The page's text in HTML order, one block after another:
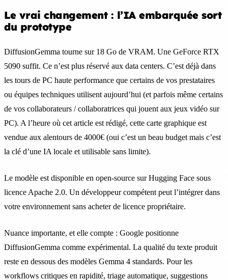
Le vrai changement : l’IA embarquée sort
du prototype
DiffusionGemma tourne sur 18 Go de VRAM. Une GeForce RTX
5090 suffit. Ce n’est plus réservé aux data centers. C’est déjà dans
les tours de PC haute performance que certains de vos prestataires
ou équipes techniques utilisent aujourd’hui (et parfois même certains
de vos collaborateurs / collaboratrices qui jouent aux jeux vidéo sur
PC). A l’heure où cet article est rédigé, cette carte graphique est
vendue aux alentours de 4000€ (oui c’est un beau budget mais c’est
la clé d’une IA locale et utilisable sans limite).
Le modèle est disponible en open-source sur Hugging Face sous
licence Apache 2.0. Un développeur compétent peut l’intégrer dans
votre environnement sans acheter de licence propriétaire.
Nuance importante, et elle compte : Google positionne
DiffusionGemma comme expérimental. La qualité du texte produit
reste en dessous des modèles Gemma 4 standards. Pour les
workflows critiques en rapidité, triage automatique, suggestions